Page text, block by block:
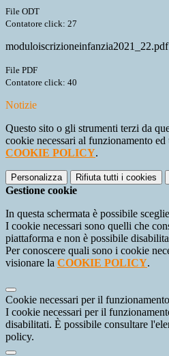
File ODT
Contatore click: 27
moduloiscrizioneinfanzia2021_22.pdf
File PDF
Contatore click: 40
Notizie
Questo sito o gli strumenti terzi da
cookie necessari al funzionamento
COOKIE POLICY.
Personalizza Rifiuta tutti i cookies
Gestione cookie
In questa schermata è possibile
I cookie necessari sono quelli che
piattaforma e non è possibile
Per conoscere quali sono i cookie
visionare la COOKIE POLICY.
Cookie necessari per il funzionamento
I cookie necessari per il
disabilitati. È possibile consultare
policy.